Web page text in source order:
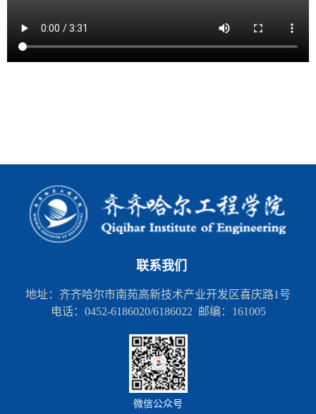
联系我们
地址：齐齐哈尔市南苑高新技术产业开发区喜庆路1号
电话：0452-6186020/6186022 邮编：161005
微信公众号